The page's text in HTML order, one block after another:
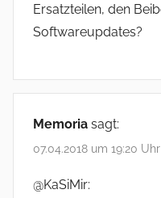
Ersatzteilen, den
Softwareupdates?
Memoria sagt:
07.04.2018 um 19:20 Uhr
@KaSiMir: